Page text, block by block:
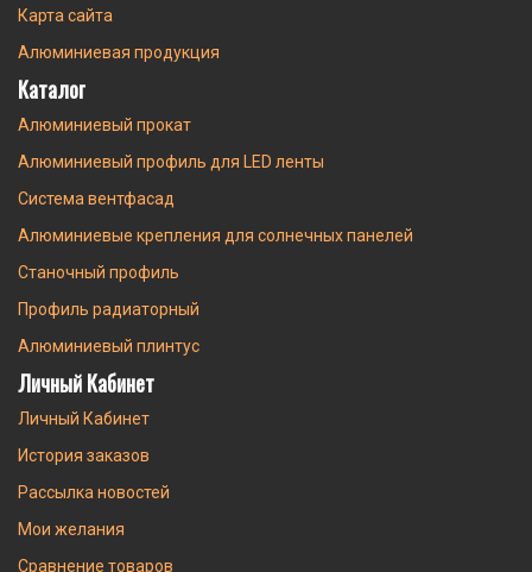
Карта сайта
Алюминиевая продукция
Каталог
Алюминиевый прокат
Алюминиевый профиль для LED ленты
Система вентфасад
Алюминиевые крепления для солнечных панелей
Станочный профиль
Профиль радиаторный
Алюминиевый плинтус
Личный Кабинет
Личный Кабинет
История заказов
Рассылка новостей
Мои желания
Сравнение товаров